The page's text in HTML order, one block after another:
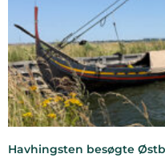
Havhingsten besøgte